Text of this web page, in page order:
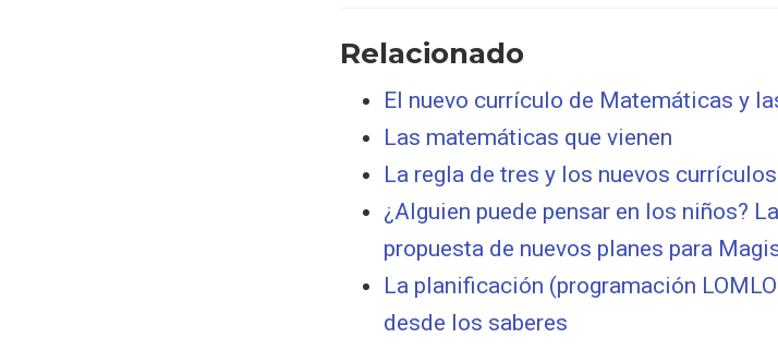
Relacionado
El nuevo currículo de Matemáticas y
Las matemáticas que vienen
La regla de tres y los nuevos currículos
¿Alguien puede pensar en los niños?
propuesta de nuevos planes para
La planificación (programación
desde los saberes